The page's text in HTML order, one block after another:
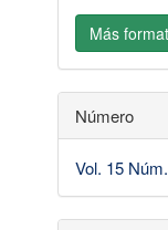
Más
Número
Vol. 15